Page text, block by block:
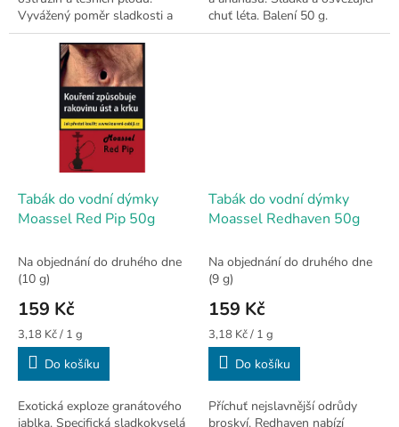
Vyvážený poměr sladkosti a
jemné kyselosti. Balení 50 g.
chuť léta. Balení 50 g.
Tabák do vodní dýmky
Moassel Red Pip 50g
Na objednání do druhého dne
(10 g)
159 Kč
Měrná
cena:
3,18 Kč / 1 g
Do košíku
Exotická exploze granátového
jablka. Specifická sladkokyselá
Tabák do vodní dýmky
Moassel Redhaven 50g
Na objednání do druhého dne
(9 g)
159 Kč
Měrná
cena:
3,18 Kč / 1 g
Do košíku
Příchuť nejslavnější odrůdy
broskví. Redhaven nabízí